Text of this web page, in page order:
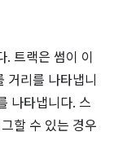
트랙은 썸이 이
거리를 나타냅니
나타냅니다. 스
할 수 있는 경우